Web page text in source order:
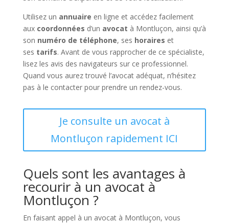
Utilisez un annuaire en ligne et accédez facilement
aux coordonnées d’un avocat à Montluçon, ainsi qu’à
son numéro de téléphone, ses horaires et
ses tarifs. Avant de vous rapprocher de ce spécialiste,
lisez les avis des navigateurs sur ce professionnel.
Quand vous aurez trouvé l’avocat adéquat, n’hésitez
pas à le contacter pour prendre un rendez-vous.
Je consulte un avocat à
Montluçon rapidement ICI
Quels sont les avantages à
recourir à un avocat à
Montluçon ?
En faisant appel à un avocat à Montluçon, vous